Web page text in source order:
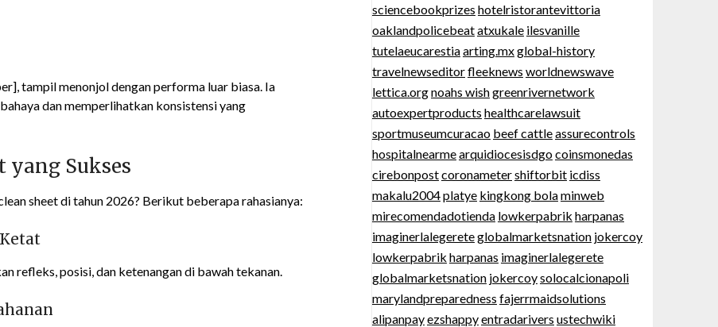
tampil menonjol dengan performa luar biasa. Ia
dan memperlihatkan konsistensi yang
yang Sukses
sheet di tahun 2026? Berikut beberapa rahasianya:
refleks, posisi, dan ketenangan di bawah tekanan.
sciencebookprizes hotelristorantevittoria
oaklandpolicebeatatxukale ilesvanille
tutelaeucarestiaarting.mxglobal-history
travelnewseditorfleeknews worldnewswave
lettica.orgnoahs wishgreenrivernetwork
autoexpertproducts healthcarelawsuit
sportmuseumcuracao beef cattleassurecontrols
hospitalnearmearquidiocesisdgocoinsmonedas
cirebonpostcoronametershiftorbit icdiss
makalu2004platye kingkong bolaminweb
mirecomendadotienda lowkerpabrik harpanas
imaginerlalegereteglobalmarketsnation jokercoy
lowkerpabrik harpanas imaginerlalegerete
globalmarketsnation jokercoysolocalcionapoli
marylandpreparedness fajerrmaidsolutions
alipanpayezshappyentradarivers ustechwiki